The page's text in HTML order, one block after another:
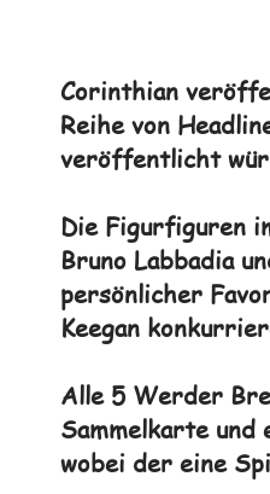
Corinthian
Reihe von
veröffentlicht
Die Figurfiguren
Bruno Labbadia
persönlicher
Keegan
Alle 5 Werder
Sammelkarte
wobei der eine